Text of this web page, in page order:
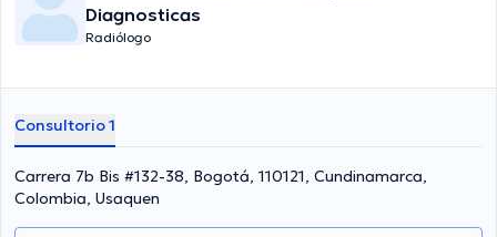
Diagnosticas
Radiólogo
Consultorio 1
Carrera 7b Bis #132-38, Bogotá, 110121, Cundinamarca,
Colombia, Usaquen